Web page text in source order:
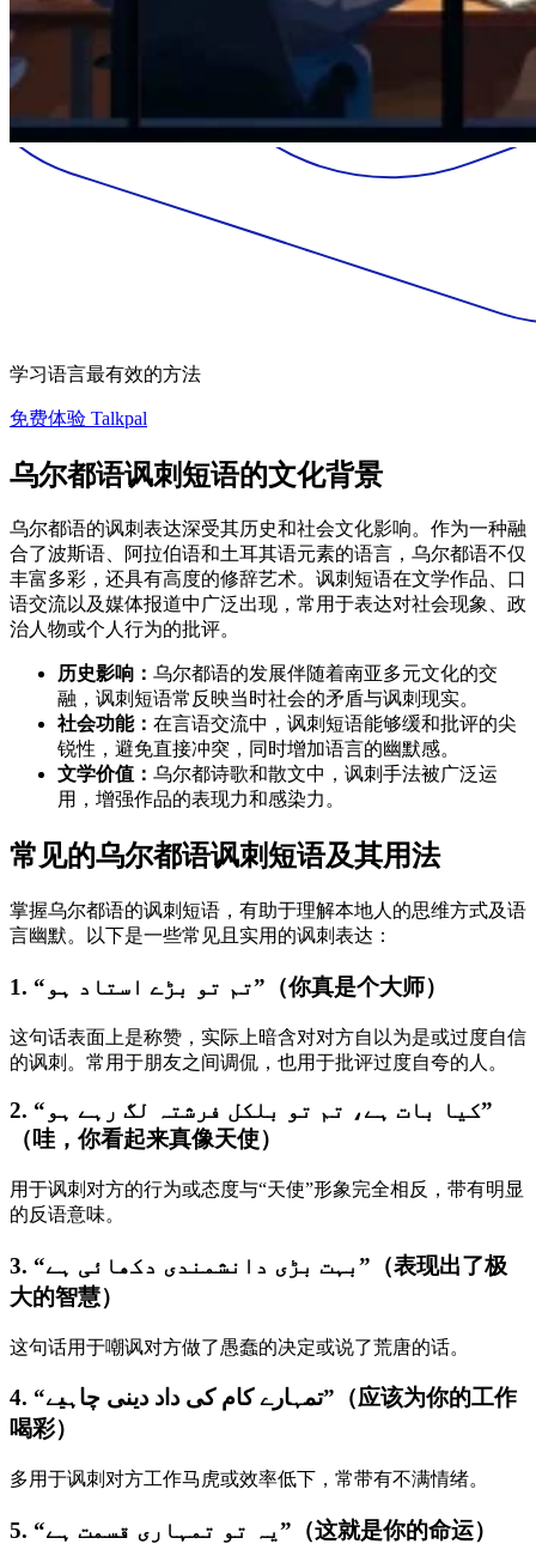
学习语言最有效的方法
免费体验 Talkpal
乌尔都语讽刺短语的文化背景
乌尔都语的讽刺表达深受其历史和社会文化影响。作为一种融
合了波斯语、阿拉伯语和土耳其语元素的语言，乌尔都语不仅
丰富多彩，还具有高度的修辞艺术。讽刺短语在文学作品、口
语交流以及媒体报道中广泛出现，常用于表达对社会现象、政
治人物或个人行为的批评。
历史影响： 乌尔都语的发展伴随着南亚多元文化的交
融，讽刺短语常反映当时社会的矛盾与讽刺现实。
社会功能： 在言语交流中，讽刺短语能够缓和批评的尖
锐性，避免直接冲突，同时增加语言的幽默感。
文学价值： 乌尔都诗歌和散文中，讽刺手法被广泛运
用，增强作品的表现力和感染力。
常见的乌尔都语讽刺短语及其用法
掌握乌尔都语的讽刺短语，有助于理解本地人的思维方式及语
言幽默。以下是一些常见且实用的讽刺表达：
1. “تم تو بڑے استاد ہو”（你真是个大师）
这句话表面上是称赞，实际上暗含对对方自以为是或过度自信
的讽刺。常用于朋友之间调侃，也用于批评过度自夸的人。
2. “کیا بات ہے، تم تو بلکل فرشتہ لگ رہے ہو”
（哇，你看起来真像天使）
用于讽刺对方的行为或态度与“天使”形象完全相反，带有明显
的反语意味。
3. “بہت بڑی دانشمندی دکھائی ہے”（表现出了极
大的智慧）
这句话用于嘲讽对方做了愚蠢的决定或说了荒唐的话。
4. “تمہارے کام کی داد دینی چاہیے”（应该为你的工作
喝彩）
多用于讽刺对方工作马虎或效率低下，常带有不满情绪。
5. “یہ تو تمہاری قسمت ہے”（这就是你的命运）